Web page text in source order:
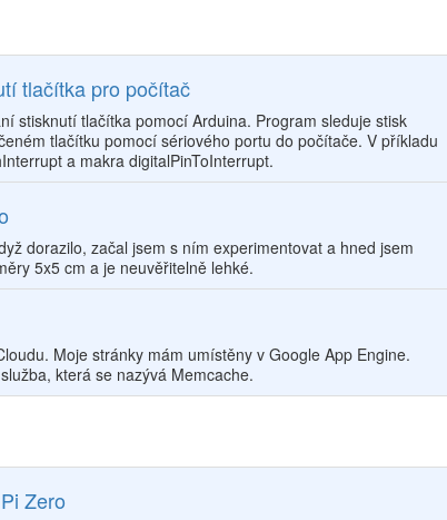
tlačítka pro počítač
stisknutí tlačítka pomocí Arduina. Program sleduje stisk
tlačítku pomocí sériového portu do počítače. V příkladu
a makra digitalPinToInterrupt.
dorazilo, začal jsem s ním experimentovat a hned jsem
5x5 cm a je neuvěřitelně lehké.
Moje stránky mám umístěny v Google App Engine.
která se nazývá Memcache.
Zero